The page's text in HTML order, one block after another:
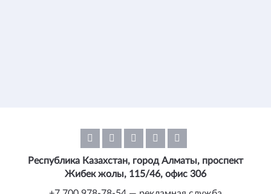
Республика Казахстан, город Алматы, проспект
Жибек жолы, 115/46, офис 306